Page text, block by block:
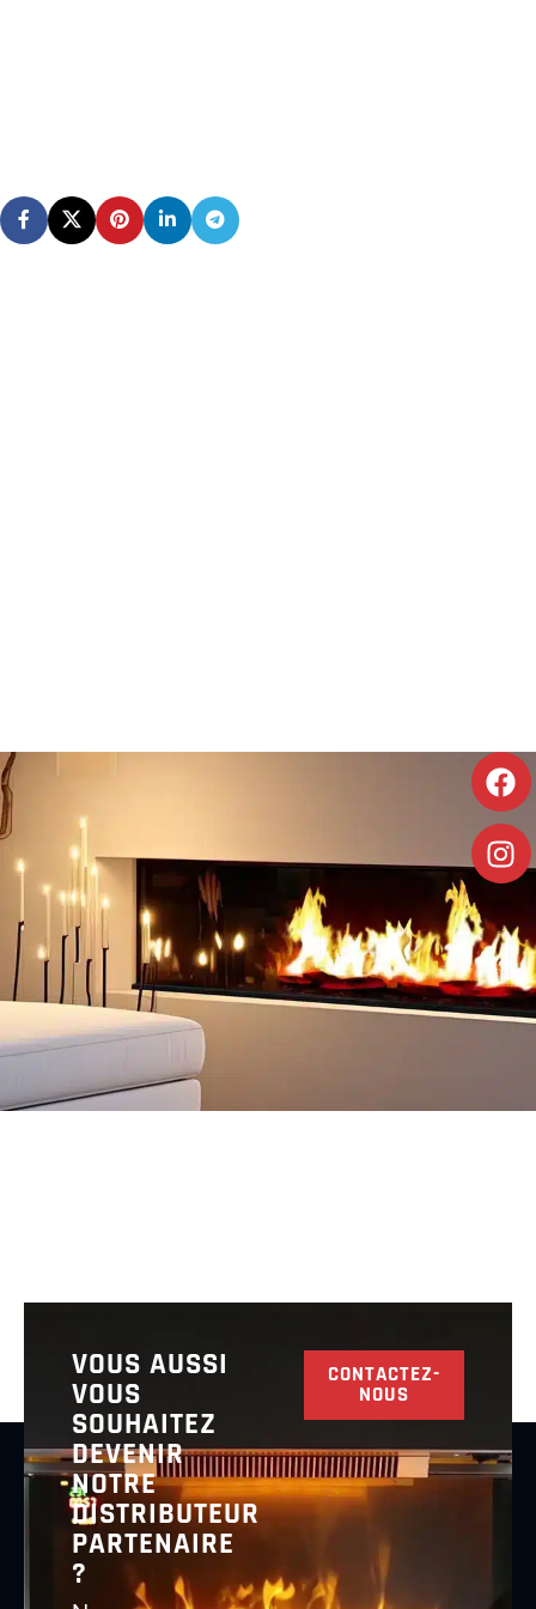
VOUS AUSSI
VOUS
SOUHAITEZ
DEVENIR
NOTRE
DISTRIBUTEUR
PARTENAIRE
?
CONTACTEZ-
NOUS